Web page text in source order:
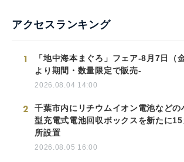
アクセスランキング
1
「地中海本まぐろ」フェア-8月7日（金
より期間・数量限定で販売-
2026.08.04 14:00
2
千葉市内にリチウムイオン電池などの
型充電式電池回収ボックスを新たに15
所設置
2026.08.05 16:00